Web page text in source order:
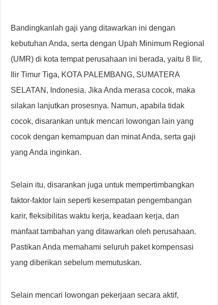
Bandingkanlah gaji yang ditawarkan ini dengan
kebutuhan Anda, serta dengan Upah Minimum Regional
(UMR) di kota tempat perusahaan ini berada, yaitu 8 Ilir,
Ilir Timur Tiga, KOTA PALEMBANG, SUMATERA
SELATAN, Indonesia. Jika Anda merasa cocok, maka
silakan lanjutkan prosesnya. Namun, apabila tidak
cocok, disarankan untuk mencari lowongan lain yang
cocok dengan kemampuan dan minat Anda, serta gaji
yang Anda inginkan.
Selain itu, disarankan juga untuk mempertimbangkan
faktor-faktor lain seperti kesempatan pengembangan
karir, fleksibilitas waktu kerja, keadaan kerja, dan
manfaat tambahan yang ditawarkan oleh perusahaan.
Pastikan Anda memahami seluruh paket kompensasi
yang diberikan sebelum memutuskan.
Selain mencari lowongan pekerjaan secara aktif,